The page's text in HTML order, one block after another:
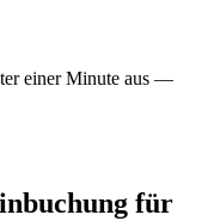
einer Minute aus —
für